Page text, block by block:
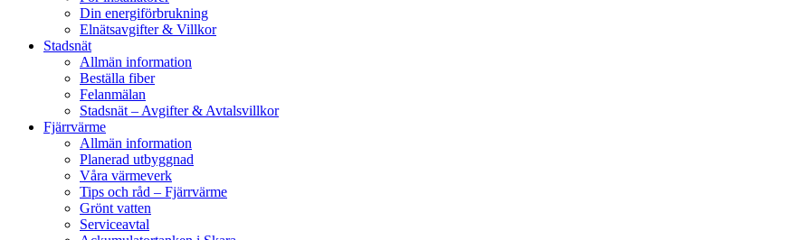
Din energiförbrukning
Elnätsavgifter & Villkor
Stadsnät
Allmän information
Beställa fiber
Felanmälan
Stadsnät – Avgifter & Avtalsvillkor
Fjärrvärme
Allmän information
Planerad utbyggnad
Våra värmeverk
Tips och råd – Fjärrvärme
Grönt vatten
Serviceavtal